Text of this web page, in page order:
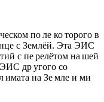
по ле ко торого в
с Землёй. Эта ЭИС
с пе релётом на шей
др угого со
имата на Зе мле и ми